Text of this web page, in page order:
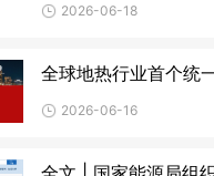
2026-06-18
全球地热行业首个统
2026-06-16